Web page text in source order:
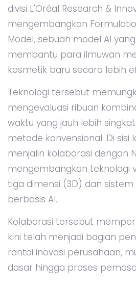
divisi L'Oréal Research &
mengembangkan
Model, sebuah model AI
membantu para ilmuwan
kosmetik baru secara lebih
Teknologi tersebut
mengevaluasi ribuan
waktu yang jauh lebih
metode konvensional. Di sisi
menjalin kolaborasi dengan
mengembangkan teknologi
tiga dimensi (3D) dan
berbasis AI.
Kolaborasi tersebut
kini telah menjadi bagian
rantai inovasi perusahaan,
dasar hingga proses